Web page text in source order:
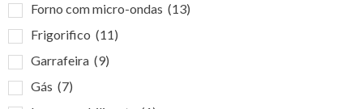
Forno com micro-ondas (13)
Frigorifico (11)
Garrafeira (9)
Gás (7)